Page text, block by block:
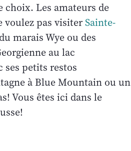
choix. Les amateurs de
voulez pas visiterSainte-
marais Wye ou des
au lac
ses petits restos
à Blue Mountain ou un
Vous êtes ici dans le